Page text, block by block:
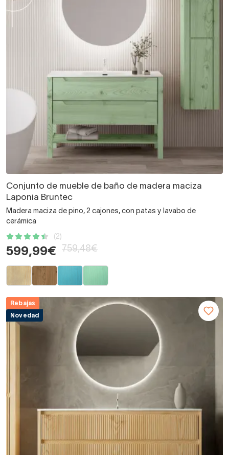
Conjunto de mueble de baño de madera maciza
Laponia Bruntec
Madera maciza de pino, 2 cajones, con patas y lavabo de
cerámica
(2)
599,99€ 759,48€
Rebajas
Novedad